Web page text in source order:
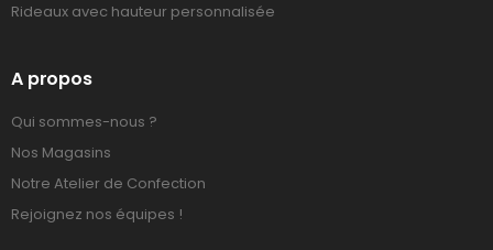
Rideaux avec hauteur personnalisée
A propos
Qui sommes-nous ?
Nos Magasins
Notre Atelier de Confection
Rejoignez nos équipes !